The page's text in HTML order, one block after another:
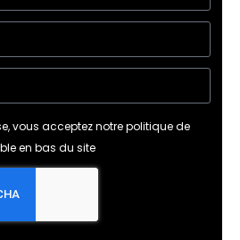
vous acceptez notre politique de
en bas du site